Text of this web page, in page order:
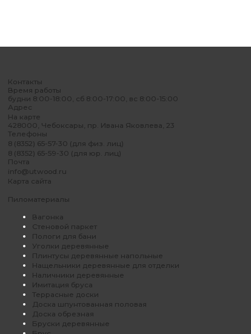
Контакты
Время работы
будни 8:00-18:00, сб 8:00-17:00, вс 8:00-15:00
Адрес
На карте
428000, Чебоксары, пр. Ивана Яковлева, 23
Телефоны
8 (8352) 65-57-30 (для физ. лиц)
8 (8352) 65-59-30 (для юр. лиц)
Почта
info@utwood.ru
Карта сайта
Пиломатериалы
Вагонка
Стеновой паркет
Пологи для бани
Уголки деревянные
Плинтусы деревянные напольные
Нащельники деревянные для отделки
Наличники деревянные
Имитация бруса
Террасные доски
Доска шпунтованная половая
Доска обрезная
Бруски деревянные